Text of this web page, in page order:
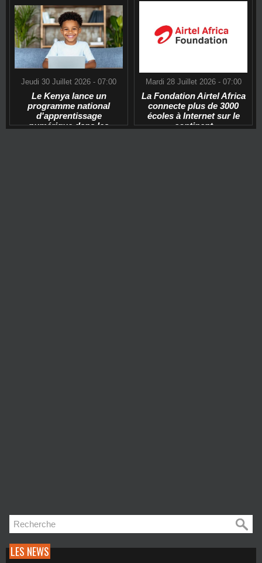
Jeudi 30 Juillet 2026 - 07:00
Le Kenya lance un
programme national
d'apprentissage
numérique dans les
Mardi 28 Juillet 2026 - 07:00
La Fondation Airtel Africa
connecte plus de 3000
écoles à Internet sur le
continent
LES NEWS